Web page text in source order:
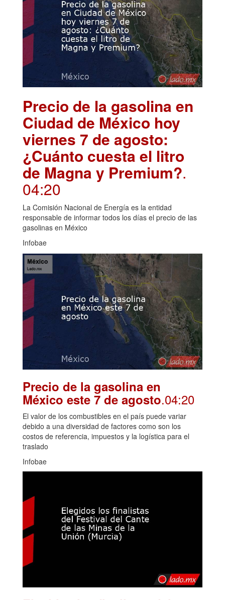
Precio de la gasolina en
Ciudad de México hoy
viernes 7 de agosto:
¿Cuánto cuesta el litro
de Magna y Premium?.
04:20
La Comisión Nacional de Energía es la entidad
responsable de informar todos los días el precio de las
gasolinas en México
Infobae
Precio de la gasolina en
México este 7 de agosto.04:20
El valor de los combustibles en el país puede variar
debido a una diversidad de factores como son los
costos de referencia, impuestos y la logística para el
traslado
Infobae